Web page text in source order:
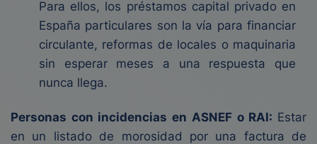
Para ellos, los préstamos capital privado en
España particulares son la vía para financiar
circulante, reformas de locales o maquinaria
sin esperar meses a una respuesta que
nunca llega.
Personas con incidencias en ASNEF o RAI: Estar
en un listado de morosidad por una factura de